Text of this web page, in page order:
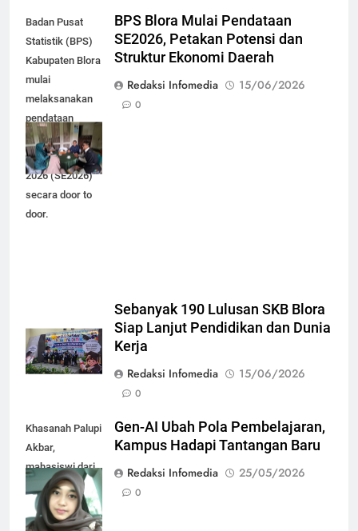
Badan Pusat
Statistik (BPS)
Kabupaten Blora
mulai
melaksanakan
pendataan
lapangan
Sensus Ekonomi
2026 (SE2026)
secara door to
door.
BPS Blora Mulai Pendataan
SE2026, Petakan Potensi dan
Struktur Ekonomi Daerah
Redaksi Infomedia
15/06/2026
0
Sebanyak 190 Lulusan SKB Blora
Siap Lanjut Pendidikan dan Dunia
Kerja
Redaksi Infomedia
15/06/2026
0
Khasanah Palupi
Akbar,
mahasiswi dari
Program Doktor
Ilmu Pendidikan
Bahasa UNNES
Gen-AI Ubah Pola Pembelajaran,
Kampus Hadapi Tantangan Baru
Redaksi Infomedia
25/05/2026
0